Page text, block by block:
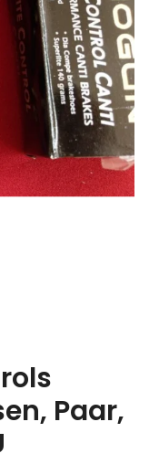
Paar,